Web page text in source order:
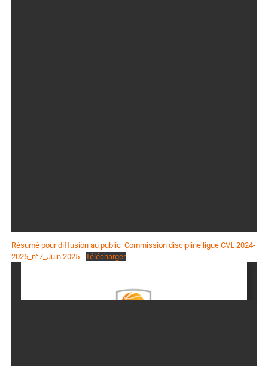
Résumé pour diffusion au public_Commission discipline ligue CVL 2024-
2025_n°7_Juin 2025
Télécharger